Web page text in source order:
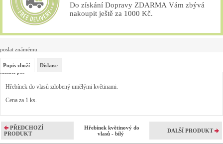
Do získání Dopravy ZDARMA Vám zbývá
nakoupit ještě za 1000 Kč.
poslat známému
hlídací pes
Popis zboží Diskuse
Hřebínek do vlasů zdobený umělými květinami.
Cena za 1 ks.
PŘEDCHOZÍ
PRODUKT
Hřebínek květinový do
vlasů - bílý
DALŠÍ PRODUKT